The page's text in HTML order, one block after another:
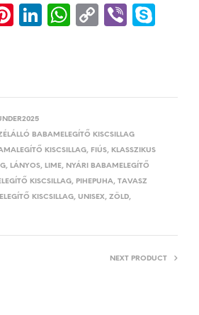
P
e
r
e
s
t
L
e
d
I
n
W
s
A
p
p
C
L
i
n
k
V
r e
BABAMELEGÍTŐ KISCSILLAG
KISCSILLAG, FIÚS, KLASSZIKUS
, LÁNYOS, LIME, NYÁRI BABAMELEGÍTŐ
KISCSILLAG, PIHEPUHA, TAVASZ
KISCSILLAG, UNISEX, ZÖLD,
NEXT PRODUCT